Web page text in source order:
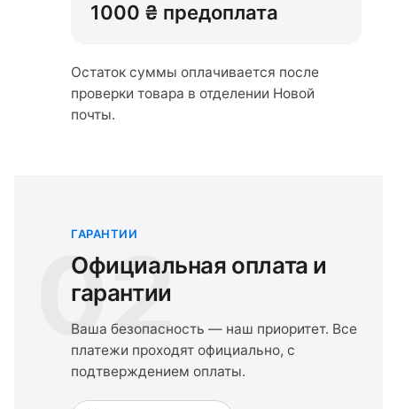
1000 ₴ предоплата
Остаток суммы оплачивается после
проверки товара в отделении Новой
почты.
02
ГАРАНТИИ
Официальная оплата и
гарантии
Ваша безопасность — наш приоритет. Все
платежи проходят официально, с
подтверждением оплаты.